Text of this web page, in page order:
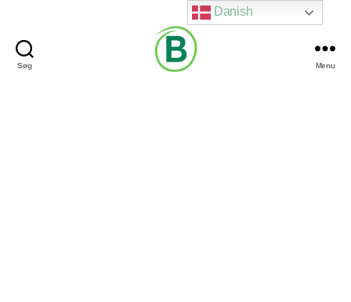
Søg Menu
Danish